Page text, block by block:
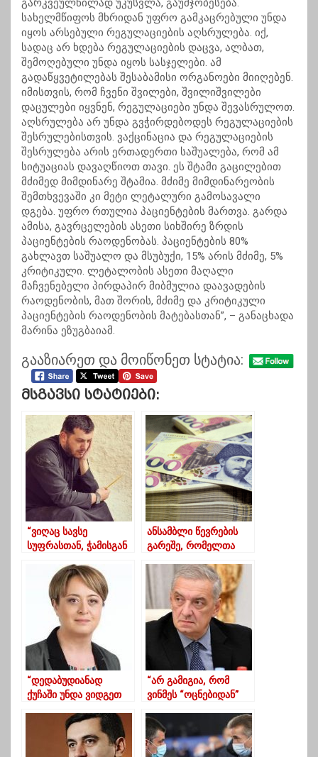
გარკვეულწილად უკუსვლა, გაუმჯობესება.
სახელმწიფოს მხრიდან უფრო გამკაცრებული უნდა
იყოს არსებული რეგულაციების აღსრულება. იქ,
სადაც არ ხდება რეგულაციების დაცვა, ალბათ,
შემოღებული უნდა იყოს სასჯელები. ამ
გადაწყვეტილებას შესაბამისი ორგანოები მიიღებენ.
იმისთვის, რომ ჩვენი შვილები, შვილიშვილები
დაცულები იყვნენ, რეგულაციები უნდა შევასრულოთ.
აღსრულება არ უნდა გვჭირდებოდეს რეგულაციების
შესრულებისთვის. ვაქცინაცია და რეგულაციების
შესრულება არის ერთადერთი საშუალება, რომ ამ
სიტუაციას დავაღწიოთ თავი. ეს შტამი გაცილებით
მძიმედ მიმდინარე შტამია. მძიმე მიმდინარეობის
შემთხვევაში კი მეტი ლეტალური გამოსავალი
დგება. უფრო რთულია პაციენტების მართვა. გარდა
ამისა, გავრცელების ასეთი სიხშირე ზრდის
პაციენტების რაოდენობას. პაციენტების 80%
გახლავთ საშუალო და მსუბუქი, 15% არის მძიმე, 5%
კრიტიკული. ლეტალობის ასეთი მაღალი
მაჩვენებელი პირდაპირ მიბმულია დაავადების
რაოდენობის, მათ შორის, მძიმე და კრიტიკული
პაციენტების რაოდენობის მატებასთან”, – განაცხადა
მარინა ეზუგბაიამ.
გააზიარეთ და მოიწონეთ სტატია:
Მსგავსი Სტატიები:
“ვიღაც სავსე
სუფრასთან, ჭამისგან
კუთხეში ზის და
ულუკმაპურობით
ხდება ცუდად”
ანსამბლი წევრების
გარეშე, რომელთა
ათასია დახარჯული
“დედაბუდიანად
ქუჩაში უნდა ვიდგეთ
სისტემის ამოძირკვას
უნდა ვითხოვდეთ”
“არ გამიგია, რომ
ვინმეს “ოცნებიდან”
გზა ხსნილია”